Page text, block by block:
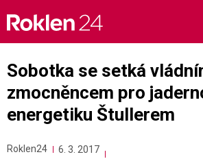
content
Sobotka se setká
zmocněncem pro
energetiku Štullerem
Roklen24 6. 3. 2017